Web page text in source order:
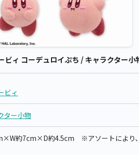
ビィ コーデュロイぷち / キャラクター
ビィ
ター小物
約7cm×D約4.5cm ※アソートにより